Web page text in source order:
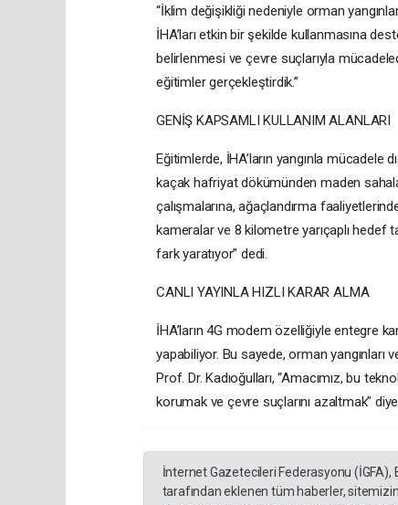
“İklim değişikliği nedeniyle orman
İHA’ları etkin bir şekilde kullanmasına
belirlenmesi ve çevre suçlarıyla
eğitimler gerçekleştirdik.”
GENİŞ KAPSAMLI KULLANIM ALANLARI
Eğitimlerde, İHA’ların yangınla mücadele
kaçak hafriyat dökümünden maden
çalışmalarına, ağaçlandırma
kameralar ve 8 kilometre yarıçaplı
fark yaratıyor” dedi.
CANLI YAYINLA HIZLI KARAR ALMA
İHA’ların 4G modem özelliğiyle entegre
yapabiliyor. Bu sayede, orman yangınları
Prof. Dr. Kadıoğulları, “Amacımız, bu
korumak ve çevre suçlarını azaltmak”
İnternet Gazetecileri Federasyonu (İGFA),
tarafından eklenen tüm haberler,